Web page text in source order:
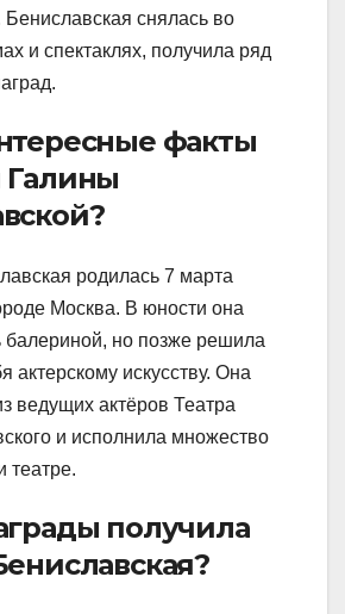
Бениславская снялась во
и спектаклях, получила ряд
факты
родилась 7 марта
Москва. В юности она
балериной, но позже решила
актерскому искусству. Она
ведущих актёров Театра
и исполнила множество
театре.
получила